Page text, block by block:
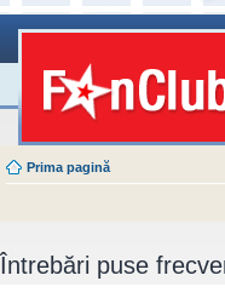
Prima pagină
Întrebări puse